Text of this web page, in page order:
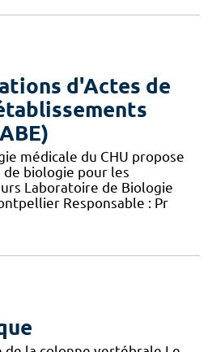
d'Actes de
médicale du CHU propose
biologie pour les
Laboratoire de Biologie
Responsable : Pr